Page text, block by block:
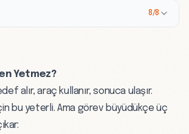
8/8
Yetmez?
alır, araç kullanır, sonuca ulaşır.
bu yeterli. Ama görev büyüdükçe üç